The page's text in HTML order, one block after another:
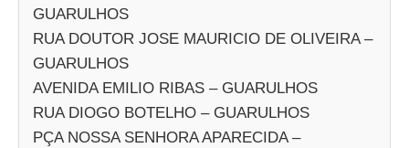
GUARULHOS
RUA DOUTOR JOSE MAURICIO DE OLIVEIRA –
GUARULHOS
AVENIDA EMILIO RIBAS – GUARULHOS
RUA DIOGO BOTELHO – GUARULHOS
PÇA NOSSA SENHORA APARECIDA –